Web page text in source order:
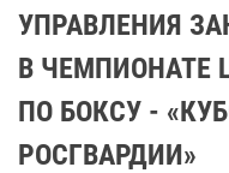
УПРАВЛЕНИЯ
В ЧЕМПИОНАТЕ
ПО БОКСУ -
РОСГВАРДИИ»